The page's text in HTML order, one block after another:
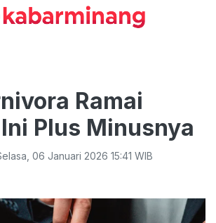
Ramai
Plus Minusnya
06 Januari 2026 15:41 WIB